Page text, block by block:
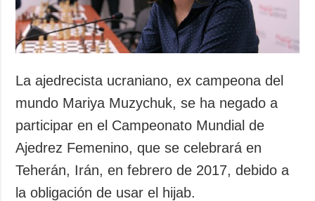
Crimen
Desastres y
emergencias
ADICIONAL
Podcasts
Publicaciones
Entrevistas
Fotos
Video
SERVICIOS
Suscripción
Banco de
imágenes
La ajedrecista ucraniano, ex campeona del
mundo Mariya Muzychuk, se ha negado a
participar en el Campeonato Mundial de
Ajedrez Femenino, que se celebrará en
Teherán, Irán, en febrero de 2017, debido a
la obligación de usar el hijab.